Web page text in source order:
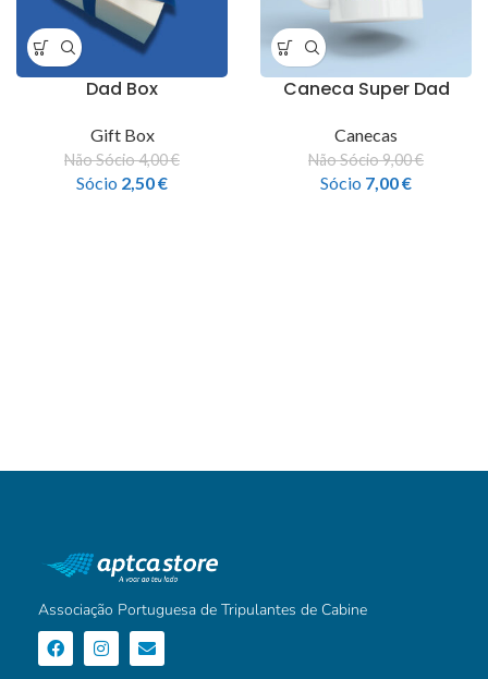
Dad Box
Gift Box
Não Sócio4,00€
Sócio 2,50€
Caneca Super Dad
Canecas
Não Sócio9,00€
Sócio 7,00€
Associação Portuguesa de Tripulantes de Cabine